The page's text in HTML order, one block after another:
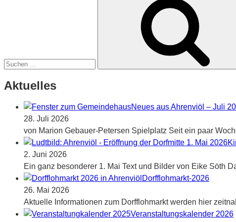
Aktuelles
Neues aus Ahrenviöl – Juli
28. Juli 2026
von Marion Gebauer-Petersen Spielplatz Seit ein paar
2. Juni 2026
Ein ganz besonderer 1. Mai Text und Bilder von Eike Söth
Dorfflohmarkt-2026
26. Mai 2026
Aktuelle Informationen zum Dorfflohmarkt werden hier
Veranstaltungskalender 2026